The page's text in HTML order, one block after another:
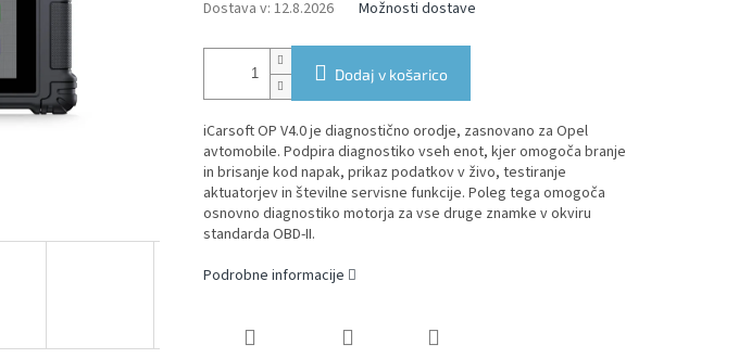
Dostava v: 12.8.2026 Možnosti dostave
Dodaj v košarico
iCarsoft OP V4.0 je diagnostično orodje, zasnovano za Opel
avtomobile. Podpira diagnostiko vseh enot, kjer omogoča branje
in brisanje kod napak, prikaz podatkov v živo, testiranje
aktuatorjev in številne servisne funkcije. Poleg tega omogoča
osnovno diagnostiko motorja za vse druge znamke v okviru
standarda OBD-II.
Podrobne informacije